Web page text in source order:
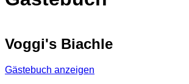
Voggi's Biachle
Gästebuch anzeigen